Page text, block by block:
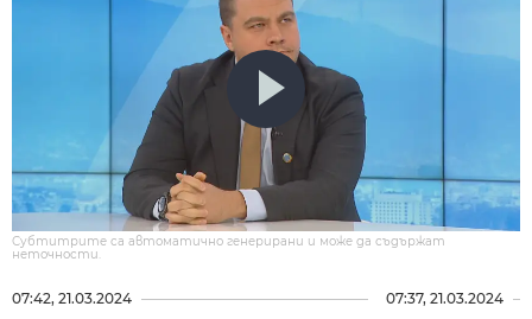
Субтитрите са автоматично генерирани и може да съдържат
неточности.
07:42, 21.03.2024 07:37, 21.03.2024